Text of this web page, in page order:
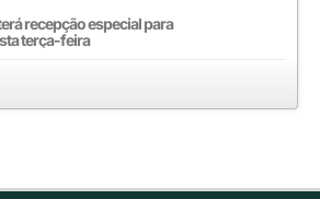
recepção especial para
terça-feira